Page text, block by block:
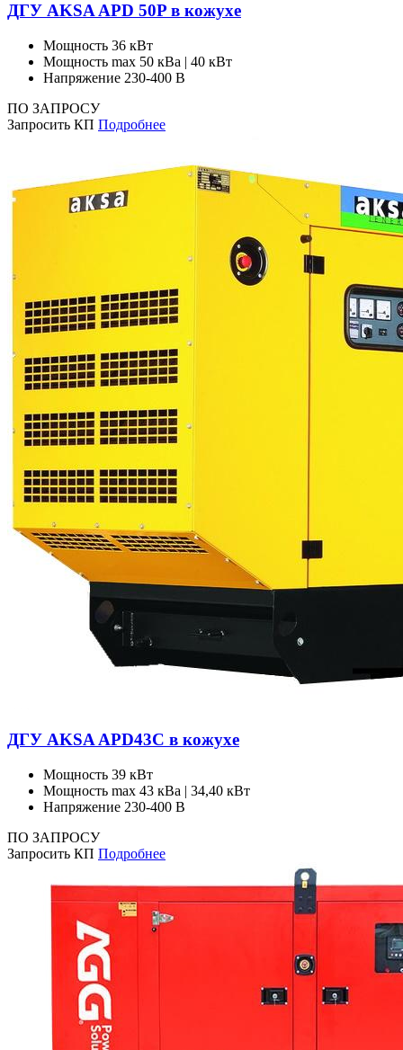
ДГУ AKSA APD 50P в кожухе
Мощность 36 кВт
Мощность max 50 кВа | 40 кВт
Напряжение 230-400 В
ПО ЗАПРОСУ
Запросить КП Подробнее
ДГУ AKSA APD43C в кожухе
Мощность 39 кВт
Мощность max 43 кВа | 34,40 кВт
Напряжение 230-400 В
ПО ЗАПРОСУ
Запросить КП Подробнее